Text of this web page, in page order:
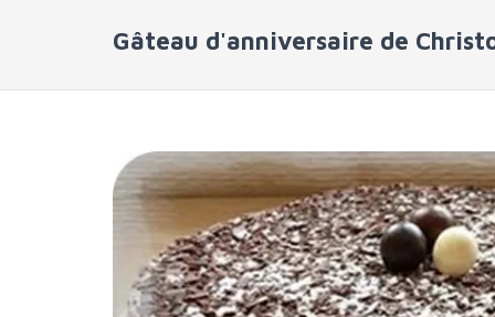
Gâteau d'anniversaire de